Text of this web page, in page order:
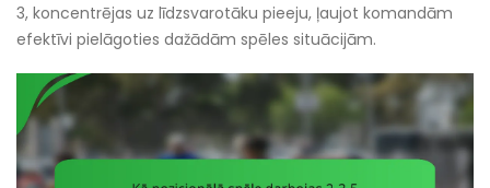
3, koncentrējas uz līdzsvarotāku pieeju, ļaujot komandām
efektīvi pielāgoties dažādām spēles situācijām.